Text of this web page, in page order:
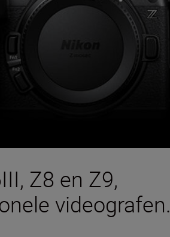
Z8 en Z9,
videografen.